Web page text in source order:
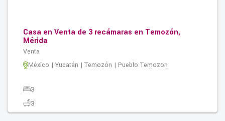
Casa en Venta de 3 recámaras en Temozón,
Mérida
Venta
México | Yucatán | Temozón | Pueblo Temozon
3
3